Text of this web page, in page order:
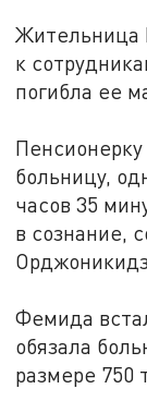
Жительница
к
погибла ее
больницу,
часов 35
в сознание,
Фемида
обязала
размере 750